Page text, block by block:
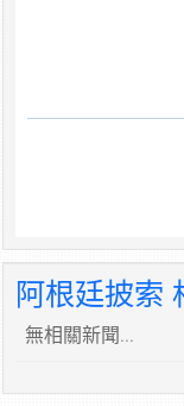
阿根廷披索
無相關新聞...